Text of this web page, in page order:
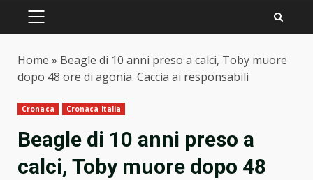
PRIMARY
Home » Beagle di 10 anni preso a calci, Toby muore
dopo 48 ore di agonia. Caccia ai responsabili
Cronaca Cronaca Italia
Beagle di 10 anni preso a
calci, Toby muore dopo 48